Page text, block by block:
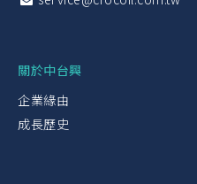
關於中台興
企業緣由
成長歷史